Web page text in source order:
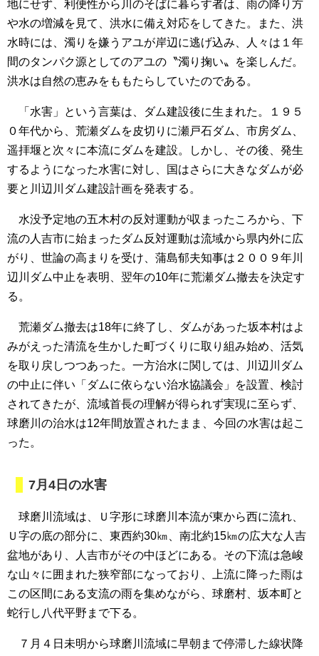
地にせず、利便性から川のそばに暮らす者は、雨の降り方
や水の増減を見て、洪水に備え対応をしてきた。また、洪
水時には、濁りを嫌うアユが岸辺に逃げ込み、人々は１年
間のタンパク源としてのアユの〝濁り掬い〟を楽しんだ。
洪水は自然の恵みをももたらしていたのである。
「水害」という言葉は、ダム建設後に生まれた。１９５
０年代から、荒瀬ダムを皮切りに瀬戸石ダム、市房ダム、
遥拝堰と次々に本流にダムを建設。しかし、その後、発生
するようになった水害に対し、国はさらに大きなダムが必
要と川辺川ダム建設計画を発表する。
水没予定地の五木村の反対運動が収まったころから、下
流の人吉市に始まったダム反対運動は流域から県内外に広
がり、世論の高まりを受け、蒲島郁夫知事は２００９年川
辺川ダム中止を表明、翌年の10年に荒瀬ダム撤去を決定す
る。
荒瀬ダム撤去は18年に終了し、ダムがあった坂本村はよ
みがえった清流を生かした町づくりに取り組み始め、活気
を取り戻しつつあった。一方治水に関しては、川辺川ダム
の中止に伴い「ダムに依らない治水協議会」を設置、検討
されてきたが、流域首長の理解が得られず実現に至らず、
球磨川の治水は12年間放置されたまま、今回の水害は起こ
った。
7月4日の水害
球磨川流域は、Ｕ字形に球磨川本流が東から西に流れ、
Ｕ字の底の部分に、東西約30㎞、南北約15㎞の広大な人吉
盆地があり、人吉市がその中ほどにある。その下流は急峻
な山々に囲まれた狭窄部になっており、上流に降った雨は
この区間にある支流の雨を集めながら、球磨村、坂本町と
蛇行し八代平野まで下る。
７月４日未明から球磨川流域に早朝まで停滞した線状降